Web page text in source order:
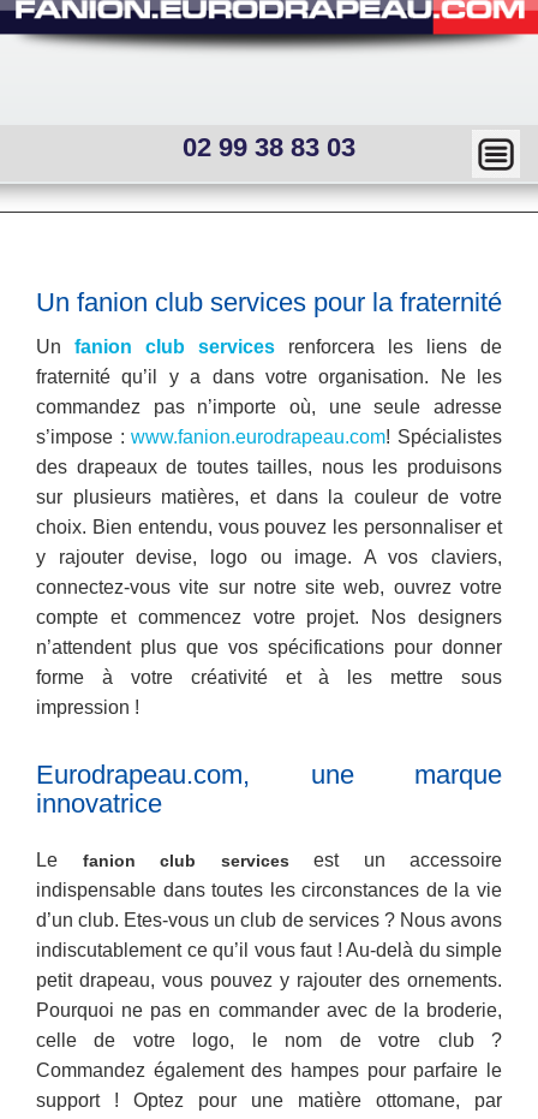
02 99 38 83 03
Ma
squ
—
me
nu
Sous
interne
Un fanion club services pour la fraternité
Un fanion club services renforcera les liens de
fraternité qu’il y a dans votre organisation. Ne les
commandez pas n’importe où, une seule adresse
s’impose :www.fanion.eurodrapeau.com! Spécialistes
des drapeaux de toutes tailles, nous les produisons
sur plusieurs matières, et dans la couleur de votre
choix. Bien entendu, vous pouvez les personnaliser et
y rajouter devise, logo ou image. A vos claviers,
connectez-vous vite sur notre site web, ouvrez votre
compte et commencez votre projet. Nos designers
n’attendent plus que vos spécifications pour donner
forme à votre créativité et à les mettre sous
impression !
Eurodrapeau.com, une marque
innovatrice
Le fanion club services est un accessoire
indispensable dans toutes les circonstances de la vie
d’un club. Etes-vous un club de services ? Nous avons
indiscutablement ce qu’il vous faut ! Au-delà du simple
petit drapeau, vous pouvez y rajouter des ornements.
Pourquoi ne pas en commander avec de la broderie,
celle de votre logo, le nom de votre club ?
Commandez également des hampes pour parfaire le
support ! Optez pour une matière ottomane, par